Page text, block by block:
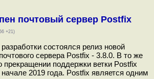
почтовый сервер Postfix
+21)
состоялся релиз новой
сервера Postfix - 3.8.0. В то же
прекращении поддержки ветки Postfix
2019 года. Postfix является одним